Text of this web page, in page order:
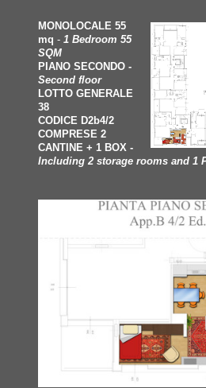
MONOLOCALE 55
mq - 1 Bedroom 55
SQM
PIANO SECONDO -
Second floor
LOTTO GENERALE
38
CODICE D2b4/2
COMPRESE 2
CANTINE + 1 BOX -
Including 2 storage rooms and 1